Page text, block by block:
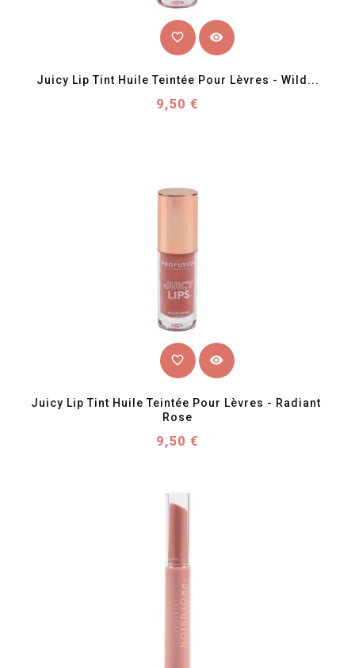
favorite_border visibility
Juicy Lip Tint Huile Teintée Pour Lèvres - Wild...
Prix
9,50 €
favorite_border visibility
Juicy Lip Tint Huile Teintée Pour Lèvres - Radiant
Rose
Prix
9,50 €